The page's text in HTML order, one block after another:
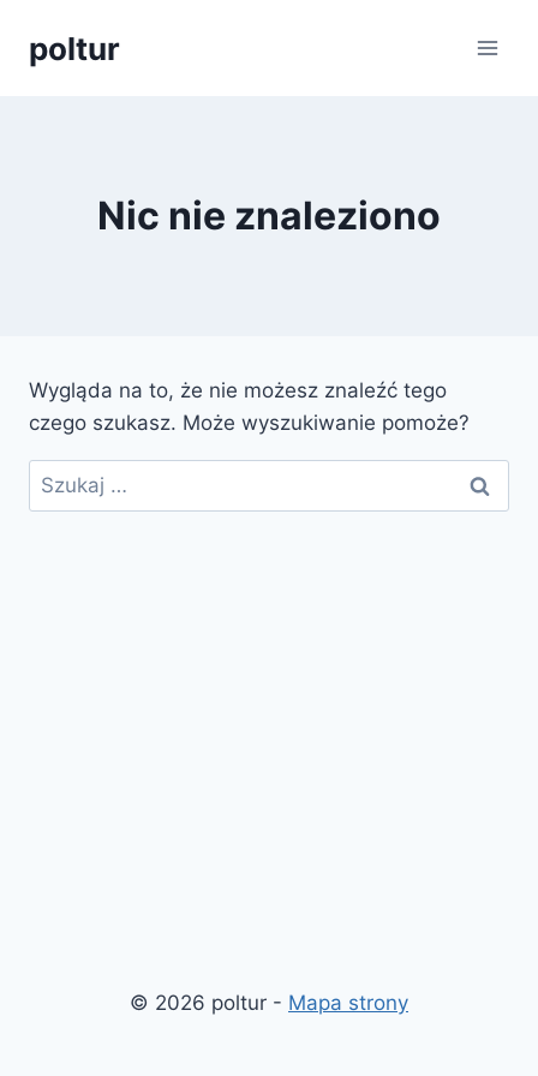
poltur
Nic nie znaleziono
Wygląda na to, że nie możesz znaleźć tego
czego szukasz. Może wyszukiwanie pomoże?
Szukaj:
© 2026 poltur - Mapa strony